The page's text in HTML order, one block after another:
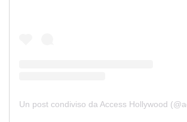
Un post condiviso da Access Hollywood